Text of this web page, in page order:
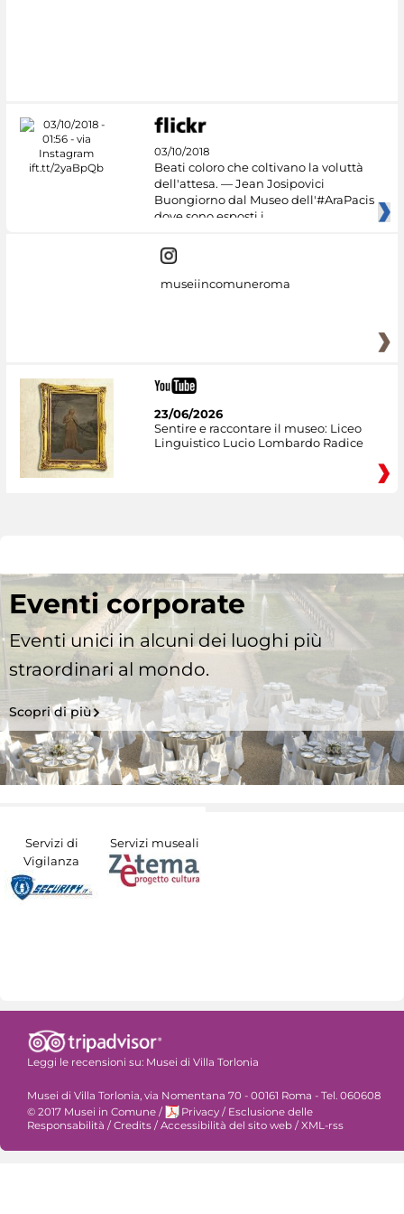
03/10/2018
Beati coloro che coltivano la voluttà
dell'attesa. — Jean Josipovici
Buongiorno dal Museo dell'#AraPacis
dove sono esposti i
museiincomuneroma
23/06/2026
Sentire e raccontare il museo: Liceo
Linguistico Lucio Lombardo Radice
Eventi corporate
Eventi unici in alcuni dei luoghi più
straordinari al mondo.
Scopri di più
Servizi di
Vigilanza
Servizi museali
Leggi le recensioni su: Musei di Villa Torlonia
Musei di Villa Torlonia, via Nomentana 70 - 00161 Roma - Tel. 060608
© 2017 Musei in Comune / Privacy / Esclusione delle
Responsabilità /Credits /Accessibilità del sito web /XML-rss